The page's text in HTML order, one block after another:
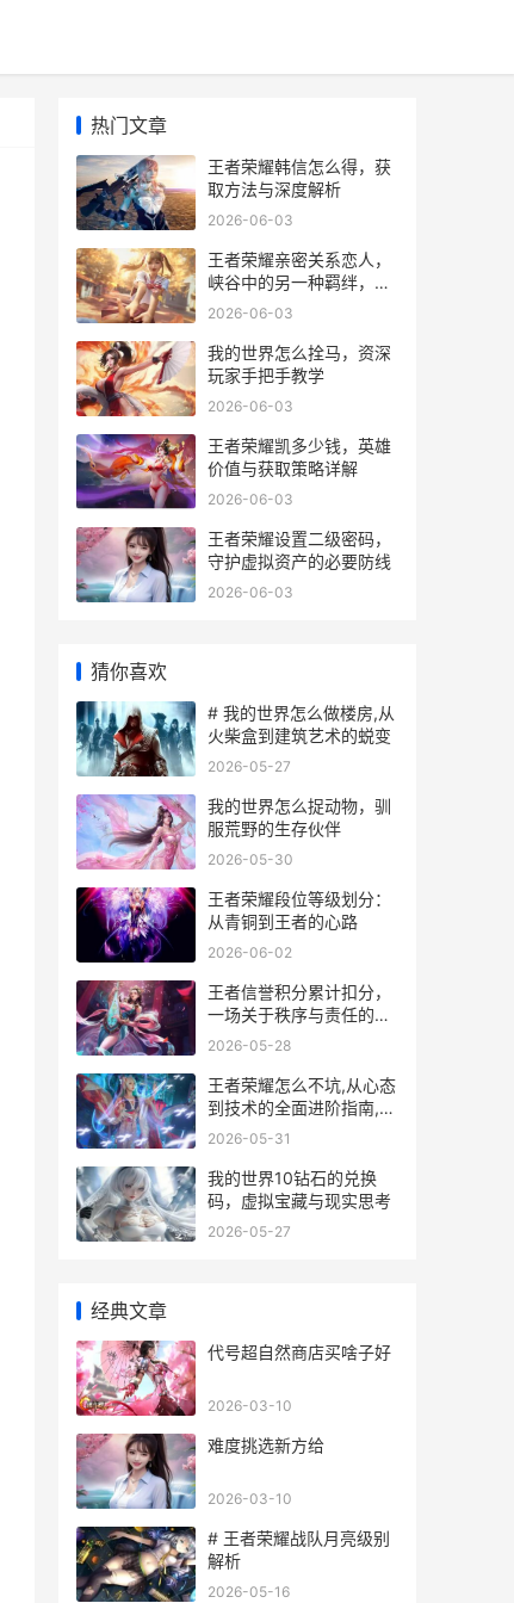
热门文章
王者荣耀韩信怎么得，获
取方法与深度解析
2026-06-03
王者荣耀亲密关系恋人，
峡谷中的另一种羁绊，副
标题，从游戏CP到情感纽
2026-06-03
我的世界怎么拴马，资深
玩家手把手教学
2026-06-03
王者荣耀凯多少钱，英雄
价值与获取策略详解
2026-06-03
王者荣耀设置二级密码，
守护虚拟资产的必要防线
2026-06-03
猜你喜欢
# 我的世界怎么做楼房,从
火柴盒到建筑艺术的蜕变
2026-05-27
我的世界怎么捉动物，驯
服荒野的生存伙伴
2026-05-30
王者荣耀段位等级划分：
从青铜到王者的心路
2026-06-02
王者信誉积分累计扣分，
一场关于秩序与责任的游
戏内修行
2026-05-28
王者荣耀怎么不坑,从心态
到技术的全面进阶指南,副
标题成为团队可靠的支柱
2026-05-31
我的世界10钻石的兑换
码，虚拟宝藏与现实思考
2026-05-27
经典文章
代号超自然商店买啥子好
2026-03-10
难度挑选新方给
2026-03-10
# 王者荣耀战队月亮级别
解析
2026-05-16